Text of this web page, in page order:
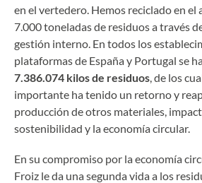
en el vertedero. Hemos reciclado en el
7.000 toneladas de residuos a través
gestión interno. En todos los
plataformas de España y Portugal se
7.386.074 kilos de residuos, de los
importante ha tenido un retorno y
producción de otros materiales,
sostenibilidad y la economía circular.
En su compromiso por la economía
Froiz le da una segunda vida a los